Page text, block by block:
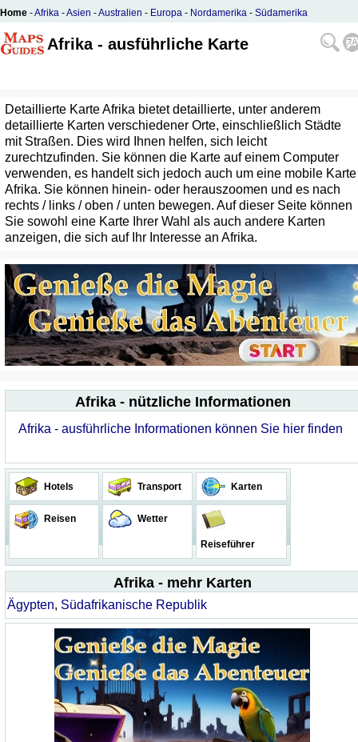
Home -Afrika -Asien -Australien - Europa - Nordamerika - Südamerika
Afrika - ausführliche Karte
Detaillierte Karte Afrika bietet detaillierte, unter anderem
detaillierte Karten verschiedener Orte, einschließlich Städte
mit Straßen. Dies wird Ihnen helfen, sich leicht
zurechtzufinden. Sie können die Karte auf einem Computer
verwenden, es handelt sich jedoch auch um eine mobile Karte
Afrika. Sie können hinein- oder herauszoomen und es nach
rechts / links / oben / unten bewegen. Auf dieser Seite können
Sie sowohl eine Karte Ihrer Wahl als auch andere Karten
anzeigen, die sich auf Ihr Interesse an Afrika.
Afrika - nützliche Informationen
Afrika - ausführliche Informationen können Sie hier finden
Hotels Transport Karten
Reisen Wetter
Reiseführer
Afrika - mehr Karten
Ägypten, Südafrikanische Republik